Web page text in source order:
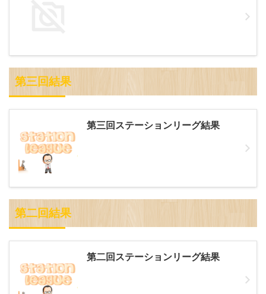
第三回結果
第三回ステーションリーグ結果
第二回結果
第二回ステーションリーグ結果